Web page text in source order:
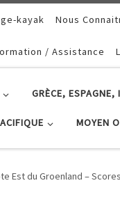
kayak Nous
/ Assistance
GRÈCE, ESPAGNE,
MOYEN
Est du Groenland –